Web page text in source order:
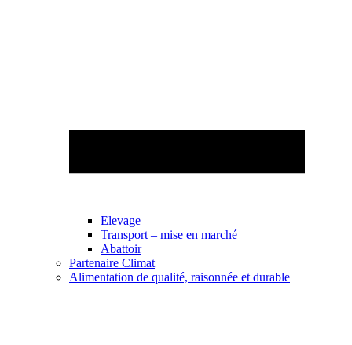
Elevage
Transport – mise en marché
Abattoir
Partenaire Climat
Alimentation de qualité, raisonnée et durable